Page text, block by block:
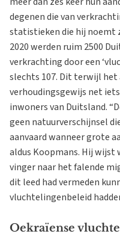
degenen die van
statistieken die hij noemt
2020 werden ruim 2500
verkrachting door een
slechts 107. Dit terwijl
verhoudingsgewijs net
inwoners van Duitsland.
geen natuurverschijnsel
aanvaard wanneer grote
aldus Koopmans. Hij wijst
vinger naar het falende
dit leed had vermeden
vluchtelingenbeleid
Oekraïense